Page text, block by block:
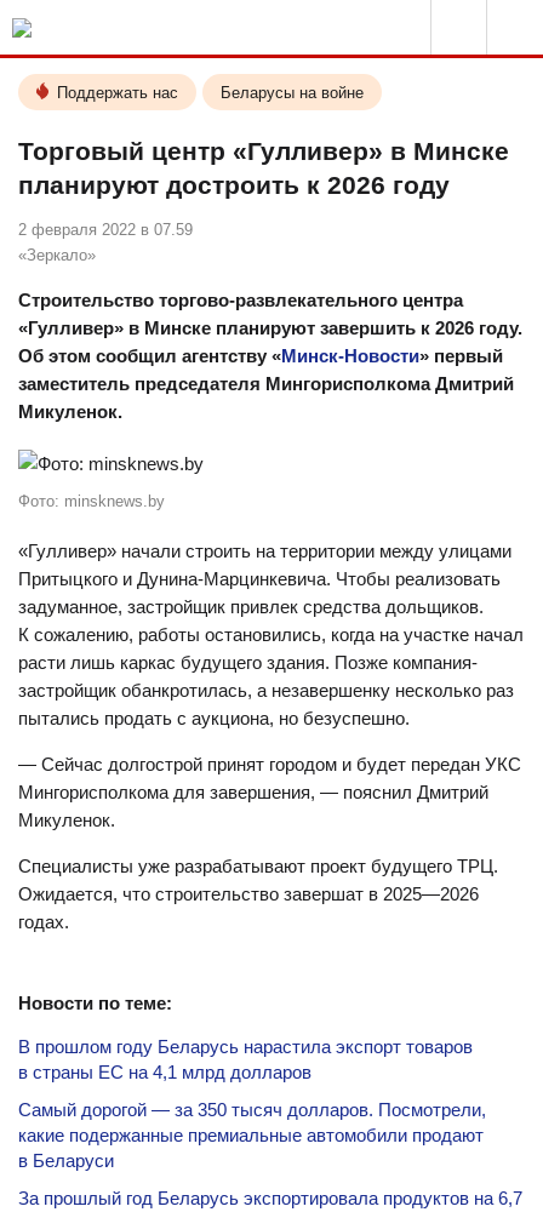
Поддержать нас Беларусы на войне
Торговый центр «Гулливер» в Минске
планируют достроить к 2026 году
2 февраля 2022 в 07.59
«Зеркало»
Строительство торгово-развлекательного центра
«Гулливер» в Минске планируют завершить к 2026 году.
Об этом сообщил агентству «Минск-Новости» первый
заместитель председателя Мингорисполкома Дмитрий
Микуленок.
Фото: minsknews.by
«Гулливер» начали строить на территории между улицами
Притыцкого и Дунина-Марцинкевича. Чтобы реализовать
задуманное, застройщик привлек средства дольщиков.
К сожалению, работы остановились, когда на участке начал
расти лишь каркас будущего здания. Позже компания-
застройщик обанкротилась, а незавершенку несколько раз
пытались продать с аукциона, но безуспешно.
— Сейчас долгострой принят городом и будет передан УКС
Мингорисполкома для завершения, — пояснил Дмитрий
Микуленок.
Специалисты уже разрабатывают проект будущего ТРЦ.
Ожидается, что строительство завершат в 2025—2026
годах.
Новости по теме:
В прошлом году Беларусь нарастила экспорт товаров
в страны ЕС на 4,1 млрд долларов
Самый дорогой — за 350 тысяч долларов. Посмотрели,
какие подержанные премиальные автомобили продают
в Беларуси
За прошлый год Беларусь экспортировала продуктов на 6,7